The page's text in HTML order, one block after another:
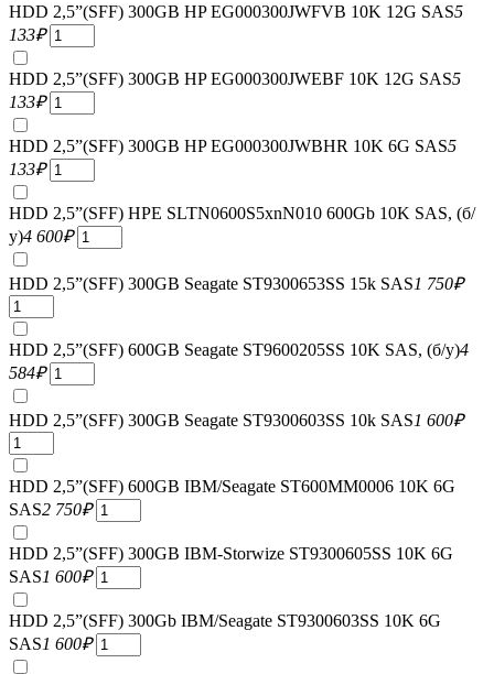
HDD 2,5”(SFF) 300GB HP EG000300JWFVB 10K 12G SAS5
133₽
HDD 2,5”(SFF) 300GB HP EG000300JWEBF 10K 12G SAS5
133₽
HDD 2,5”(SFF) 300GB HP EG000300JWBHR 10K 6G SAS5
133₽
HDD 2,5”(SFF) HPE SLTN0600S5xnN010 600Gb 10K SAS, (б/
у)4 600₽
HDD 2,5”(SFF) 300GB Seagate ST9300653SS 15k SAS1 750₽
HDD 2,5”(SFF) 600GB Seagate ST9600205SS 10K SAS, (б/у)4
584₽
HDD 2,5”(SFF) 300GB Seagate ST9300603SS 10k SAS1 600₽
HDD 2,5”(SFF) 600GB IBM/Seagate ST600MM0006 10K 6G
SAS2 750₽
HDD 2,5”(SFF) 300GB IBM-Storwize ST9300605SS 10K 6G
SAS1 600₽
HDD 2,5”(SFF) 300Gb IBM/Seagate ST9300603SS 10K 6G
SAS1 600₽